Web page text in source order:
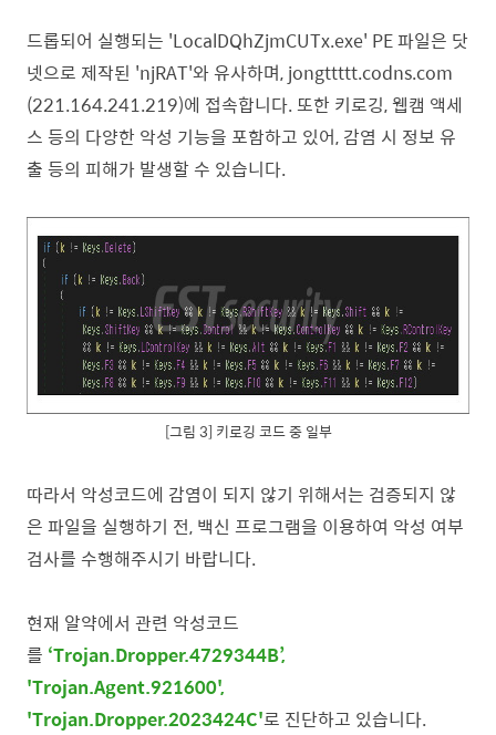
드롭되어 실행되는 'LocalDQhZjmCUTx.exe' PE 파일은 닷
넷으로 제작된 'njRAT'와 유사하며, jongttttt.codns.com
(221.164.241.219)에 접속합니다. 또한 키로깅, 웹캠 액세
스 등의 다양한 악성 기능을 포함하고 있어, 감염 시 정보 유
출 등의 피해가 발생할 수 있습니다.
[그림 3] 키로깅 코드 중 일부
따라서 악성코드에 감염이 되지 않기 위해서는 검증되지 않
은 파일을 실행하기 전, 백신 프로그램을 이용하여 악성 여부
검사를 수행해주시기 바랍니다.
현재 알약에서 관련 악성코드
를 ‘Trojan.Dropper.4729344B’,
'Trojan.Agent.921600',
'Trojan.Dropper.2023424C'로 진단하고 있습니다.